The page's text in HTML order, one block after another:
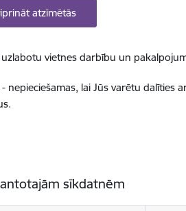
atzīmētās
vietnes darbību un
lai Jūs varētu
sīkdatnēm